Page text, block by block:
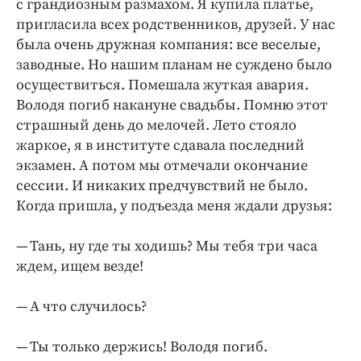
Интересное чтиво
Клиника года
Бренд года
Работодатель года
с грандиозным размахом. Я купила платье,
пригласила всех родственников, друзей. У нас
была очень дружная компания: все веселые,
заводные. Но нашим планам не суждено было
осуществиться. Помешала жуткая авария.
Володя погиб накануне свадьбы. Помню этот
страшный день до мелочей. Лето стояло
жаркое, я в институте сдавала последний
экзамен. А потом мы отмечали окончание
сессии. И никаких предчувствий не было.
Когда пришла, у подъезда меня ждали друзья:
— Тань, ну где ты ходишь? Мы тебя три часа
ждем, ищем везде!
— А что случилось?
— Ты только держись! Володя погиб.